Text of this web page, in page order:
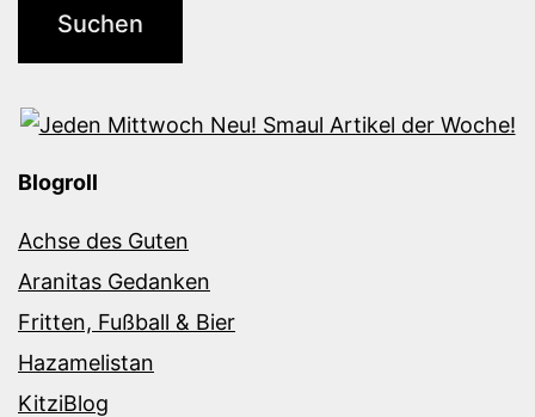
Blogroll
Achse des Guten
Aranitas Gedanken
Fritten, Fußball & Bier
Hazamelistan
KitziBlog